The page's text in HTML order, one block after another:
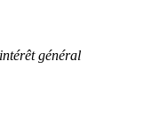
général